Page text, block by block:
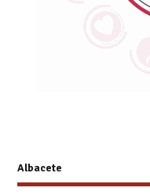
Albacete